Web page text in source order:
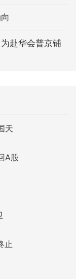
赴华会普京铺
天
A股
止